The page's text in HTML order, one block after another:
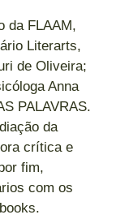
da FLAAM,
Literarts,
de Oliveira;
Anna
PALAVRAS.
da
crítica e
fim,
com os